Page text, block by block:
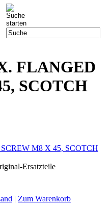
FLANGED
SCOTCH
Ersatzteile
| Zum Warenkorb